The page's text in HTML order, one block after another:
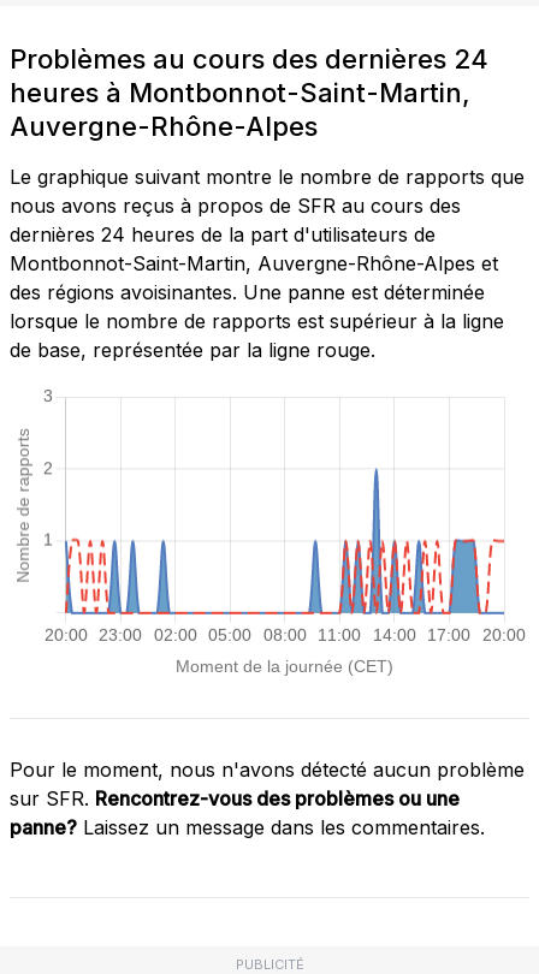
Problèmes au cours des dernières 24
heures à Montbonnot-Saint-Martin,
Auvergne-Rhône-Alpes
Le graphique suivant montre le nombre de rapports que
nous avons reçus à propos de SFR au cours des
dernières 24 heures de la part d'utilisateurs de
Montbonnot-Saint-Martin, Auvergne-Rhône-Alpes et
des régions avoisinantes. Une panne est déterminée
lorsque le nombre de rapports est supérieur à la ligne
de base, représentée par la ligne rouge.
Pour le moment, nous n'avons détecté aucun problème
sur SFR. Rencontrez-vous des problèmes ou une
panne? Laissez un message dans les commentaires.
PUBLICITÉ